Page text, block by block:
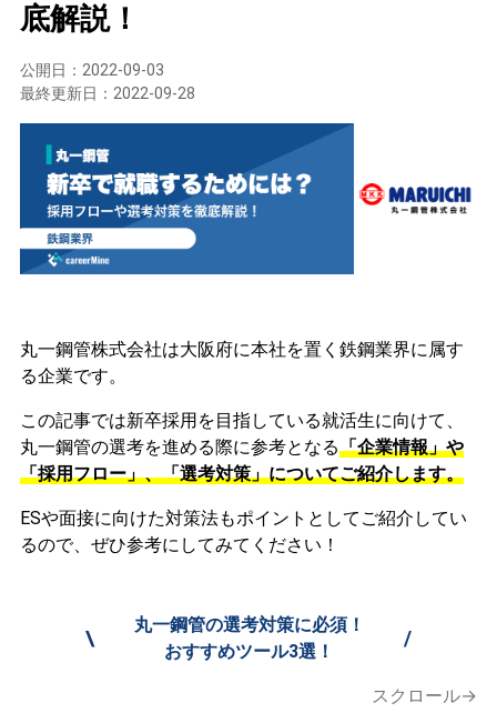
底解説！
公開日： 2022-09-03
最終更新日： 2022-09-28
丸一鋼管株式会社は大阪府に本社を置く鉄鋼業界に属す
る企業です。
この記事では新卒採用を目指している就活生に向けて、
丸一鋼管の選考を進める際に参考となる「企業情報」や
「採用フロー」、「選考対策」についてご紹介します。
ESや面接に向けた対策法もポイントとしてご紹介してい
るので、ぜひ参考にしてみてください！
\
丸一鋼管の選考対策に必須！
おすすめツール3選！
/
スクロール→